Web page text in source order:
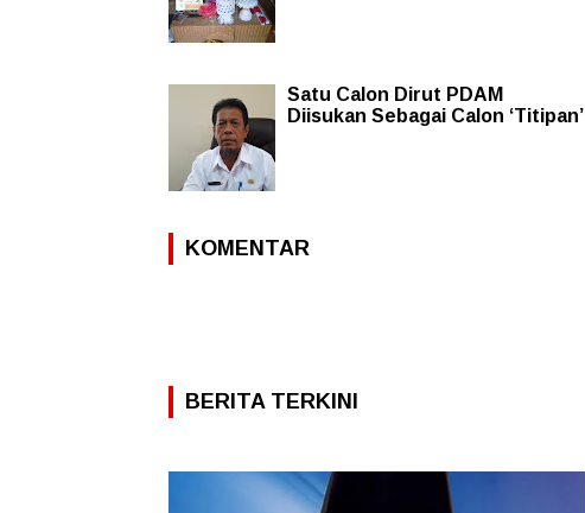
Satu Calon Dirut PDAM
Diisukan Sebagai Calon ‘Titipan’
KOMENTAR
BERITA TERKINI